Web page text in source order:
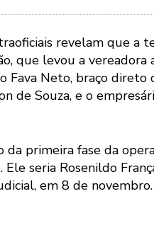
revelam que a
que levou a
Fava Neto, braço
de Souza, e o
da primeira fase da
Ele seria Rosenildo
em 8 de